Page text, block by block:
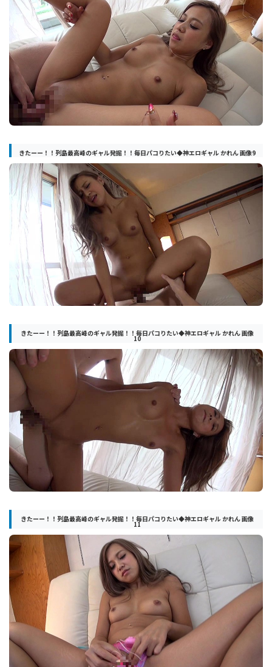
きたーー！！列島最高峰のギャル発掘！！毎日パコりたい◆神エロギャル かれん 画像9
きたーー！！列島最高峰のギャル発掘！！毎日パコりたい◆神エロギャル かれん 画像
10
きたーー！！列島最高峰のギャル発掘！！毎日パコりたい◆神エロギャル かれん 画像
11